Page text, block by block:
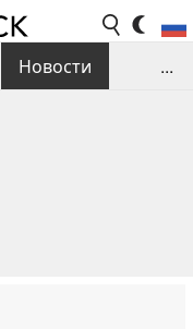
Новости
...